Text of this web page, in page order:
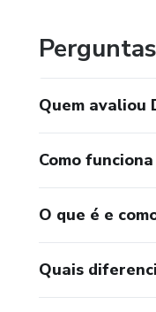
Quem avaliou
Como
O que é e
Quais